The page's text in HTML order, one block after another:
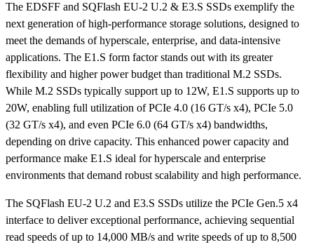
The EDSFF and SQFlash EU-2 U.2 & E3.S SSDs exemplify the
next generation of high-performance storage solutions, designed to
meet the demands of hyperscale, enterprise, and data-intensive
applications. The E1.S form factor stands out with its greater
flexibility and higher power budget than traditional M.2 SSDs.
While M.2 SSDs typically support up to 12W, E1.S supports up to
20W, enabling full utilization of PCIe 4.0 (16 GT/s x4), PCIe 5.0
(32 GT/s x4), and even PCIe 6.0 (64 GT/s x4) bandwidths,
depending on drive capacity. This enhanced power capacity and
performance make E1.S ideal for hyperscale and enterprise
environments that demand robust scalability and high performance.
The SQFlash EU-2 U.2 and E3.S SSDs utilize the PCIe Gen.5 x4
interface to deliver exceptional performance, achieving sequential
read speeds of up to 14,000 MB/s and write speeds of up to 8,500